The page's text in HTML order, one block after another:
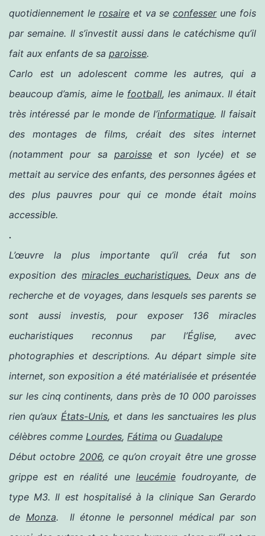
quotidiennement le rosaireet va seconfesserune fois
par semaine. Il s’investit aussi dans le catéchisme qu’il
fait aux enfants de sa paroisse.
Carlo est un adolescent comme les autres, qui a
beaucoup d’amis, aime le football, les animaux. Il était
très intéressé par le monde de l’informatique. Il faisait
des montages de films, créait des sites internet
(notamment pour sa paroisseet son lycée) et se
mettait au service des enfants, des personnes âgées et
des plus pauvres pour qui ce monde était moins
accessible.
.
L’œuvre la plus importante qu’il créa fut son
exposition desmiracles eucharistiques. Deux ans de
recherche et de voyages, dans lesquels ses parents se
sont aussi investis, pour exposer 136 miracles
eucharistiques reconnus par l’Église, avec
photographies et descriptions. Au départ simple site
internet, son exposition a été matérialisée et présentée
sur les cinq continents, dans près de 10 000 paroisses
rien qu’aux États-Unis, et dans les sanctuaires les plus
célèbres comme Lourdes, Fátima ou Guadalupe
Début octobre 2006, ce qu’on croyait être une grosse
grippe est en réalité une leucémiefoudroyante, de
type M3. Il est hospitalisé à la clinique San Gerardo
de Monza.
Il étonne le personnel médical par son